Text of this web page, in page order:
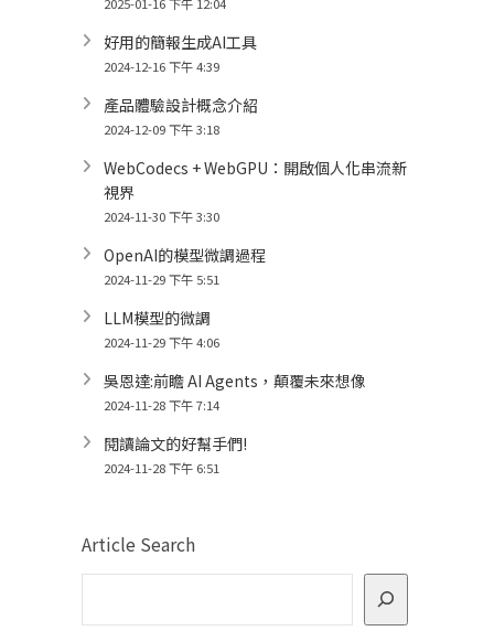
好用的簡報生成AI工具
2024-12-16 下午 4:39
產品體驗設計概念介紹
2024-12-09 下午 3:18
WebCodecs + WebGPU：開啟個人化串流新
視界
2024-11-30 下午 3:30
OpenAI的模型微調過程
2024-11-29 下午 5:51
LLM模型的微調
2024-11-29 下午 4:06
吳恩達:前瞻 AI Agents，顛覆未來想像
2024-11-28 下午 7:14
閱讀論文的好幫手們!
2024-11-28 下午 6:51
Article Search